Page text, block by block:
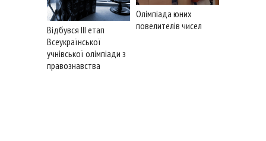
Відбувся III етап
Всеукраїнської
учнівської олімпіади з
правознавства
Олімпіада юних
повелителів чисел